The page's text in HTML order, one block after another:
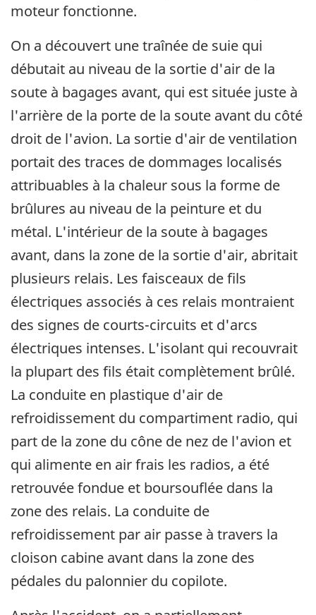
moteur fonctionne.
On a découvert une traînée de suie qui
débutait au niveau de la sortie d'air de la
soute à bagages avant, qui est située juste à
l'arrière de la porte de la soute avant du côté
droit de l'avion. La sortie d'air de ventilation
portait des traces de dommages localisés
attribuables à la chaleur sous la forme de
brûlures au niveau de la peinture et du
métal. L'intérieur de la soute à bagages
avant, dans la zone de la sortie d'air, abritait
plusieurs relais. Les faisceaux de fils
électriques associés à ces relais montraient
des signes de courts-circuits et d'arcs
électriques intenses. L'isolant qui recouvrait
la plupart des fils était complètement brûlé.
La conduite en plastique d'air de
refroidissement du compartiment radio, qui
part de la zone du cône de nez de l'avion et
qui alimente en air frais les radios, a été
retrouvée fondue et boursouflée dans la
zone des relais. La conduite de
refroidissement par air passe à travers la
cloison cabine avant dans la zone des
pédales du palonnier du copilote.